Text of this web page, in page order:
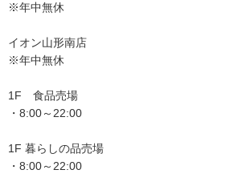
※年中無休
イオン山形南店
※年中無休
1F 食品売場
・8:00～22:00
1F 暮らしの品売場
・8:00～22:00